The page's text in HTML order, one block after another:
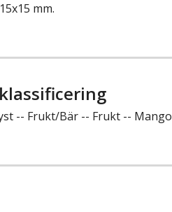
mm.
-- Frukt/Bär -- Frukt -- Mango